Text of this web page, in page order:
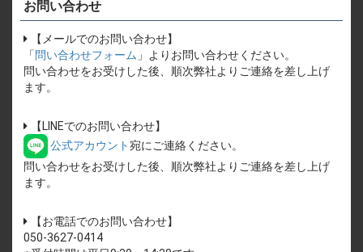
お問い合わせ
【メールでのお問い合わせ】
「 問い合わせフォーム 」よりお問い合わせください。
問い合わせをお受けした後、順次弊社よりご連絡を差し上げ
ます。
【LINEでのお問い合わせ】
公式アカウント宛にご連絡ください。
問い合わせをお受けした後、順次弊社よりご連絡を差し上げ
ます。
【お電話でのお問い合わせ】
050-3627-0414